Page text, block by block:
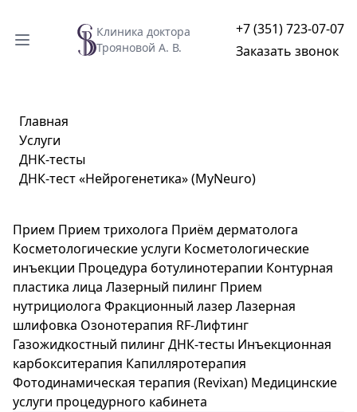
Клиника доктора
Трояновой А. В.
+7 (351) 723-07-07
Заказать звонок
Главная
Услуги
ДНК-тесты
ДНК-тест «Нейрогенетика» (MyNeuro)
Прием Прием трихолога Приём дерматолога
Косметологические услуги Косметологические
инъекции Процедура ботулинотерапии Контурная
пластика лица Лазерный пилинг Прием
нутрициолога Фракционный лазер Лазерная
шлифовка Озонотерапия RF-Лифтинг
Газожидкостный пилингДНК-тесты Инъекционная
карбокситерапия Капилляротерапия
Фотодинамическая терапия (Revixan) Медицинские
услуги процедурного кабинета